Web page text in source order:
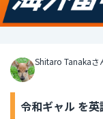
Shitaro Tanakaさ
令和ギャル を